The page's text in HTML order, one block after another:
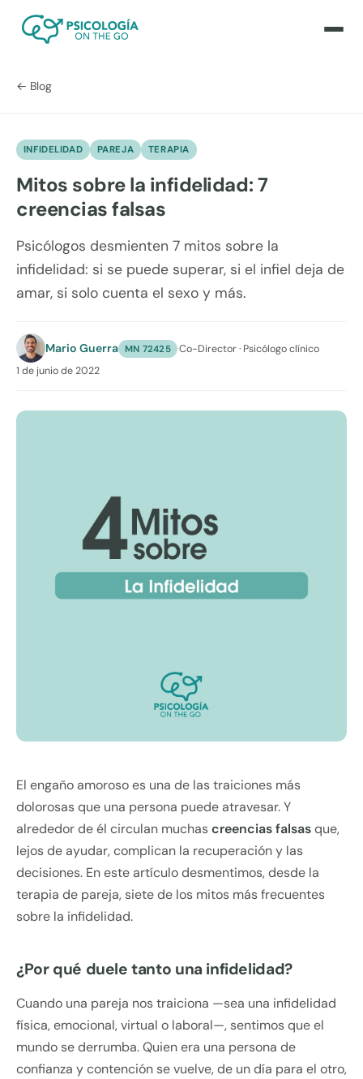
← Blog
INFIDELIDAD PAREJA TERAPIA
Mitos sobre la infidelidad: 7
creencias falsas
Psicólogos desmienten 7 mitos sobre la
infidelidad: si se puede superar, si el infiel deja de
amar, si solo cuenta el sexo y más.
Mario Guerra MN 72425 ·Co-Director · Psicólogo clínico
1 de junio de 2022
El engaño amoroso es una de las traiciones más
dolorosas que una persona puede atravesar. Y
alrededor de él circulan muchascreencias falsasque,
lejos de ayudar, complican la recuperación y las
decisiones. En este artículo desmentimos, desde la
terapia de pareja, siete de los mitos más frecuentes
sobre la infidelidad.
¿Por qué duele tanto una infidelidad?
Cuando una pareja nos traiciona —sea una infidelidad
física, emocional, virtual o laboral—, sentimos que el
mundo se derrumba. Quien era una persona de
confianza y contención se vuelve, de un día para el otro,